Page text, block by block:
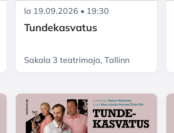
la 19.09.2026 • 19:30
Tundekasvatus
Sakala 3 teatrimaja, Tallinn